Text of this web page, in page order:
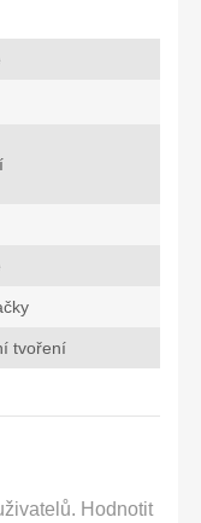
tvoření
Hodnotit